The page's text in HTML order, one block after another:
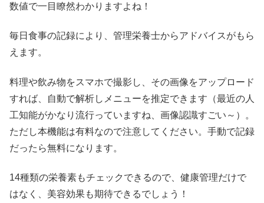
数値で一目瞭然わかりますよね！
毎日食事の記録により、管理栄養士からアドバイスがもら
えます。
料理や飲み物をスマホで撮影し、その画像をアップロード
すれば、自動で解析しメニューを推定できます（最近の人
工知能がかなり流行っていますね、画像認識すごい～）。
ただし本機能は有料なので注意してください。手動で記録
だったら無料になります。
14種類の栄養素もチェックできるので、健康管理だけで
はなく、美容効果も期待できるでしょう！